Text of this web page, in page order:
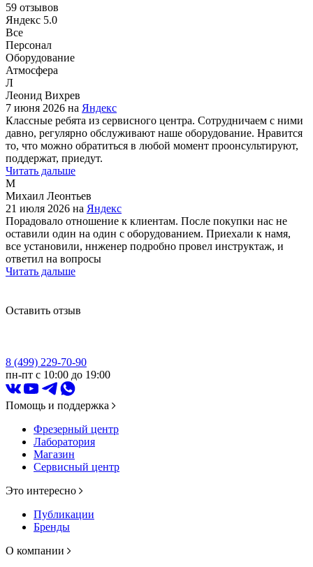
59 отзывов
Яндекс 5.0
Все
Персонал
Оборудование
Атмосфера
Л
Леонид Вихрев
7 июня 2026 на Яндекс
Классные ребята из сервисного центра. Сотрудничаем с ними
давно, регулярно обслуживают наше оборудование. Нравится
то, что можно обратиться в любой момент проонсультируют,
поддержат, приедут.
Читать дальше
М
Михаил Леонтьев
21 июля 2026 на Яндекс
Порадовало отношение к клиентам. После покупки нас не
оставили один на один с оборудованием. Приехали к намя,
все установили, ннженер подробно провел инструктаж, и
ответил на вопросы
Читать дальше
Оставить отзыв
8 (499) 229-70-90
пн-пт с 10:00 до 19:00
Помощь и поддержка
Фрезерный центр
Лаборатория
Магазин
Сервисный центр
Это интересно
Публикации
Бренды
О компании